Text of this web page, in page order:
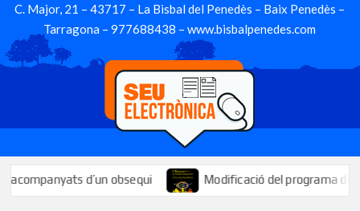
C. Major, 21 – 43717 – La Bisbal del Penedès – Baix Penedès –
Tarragona – 977688438 – www.bisbalpenedes.com
d’un obsequi Modificació del programa de la